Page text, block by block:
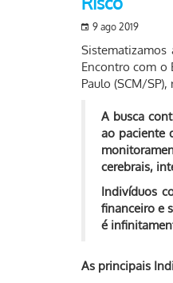
9 ago 2019
Encontro com o
Paulo (SCM/
A busca
ao paciente
cerebrais,
Indivíduos
financeiro e
é
As principais